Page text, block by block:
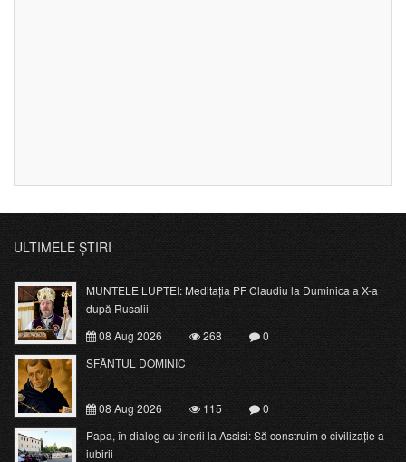
ULTIMELE ȘTIRI
MUNTELE LUPTEI: Meditația PF Claudiu la Duminica a X-a
după Rusalii
08 Aug 2026
268
0
SFÂNTUL DOMINIC
08 Aug 2026 115
0
Papa, în dialog cu tinerii la Assisi: Să construim o civilizație a
iubirii